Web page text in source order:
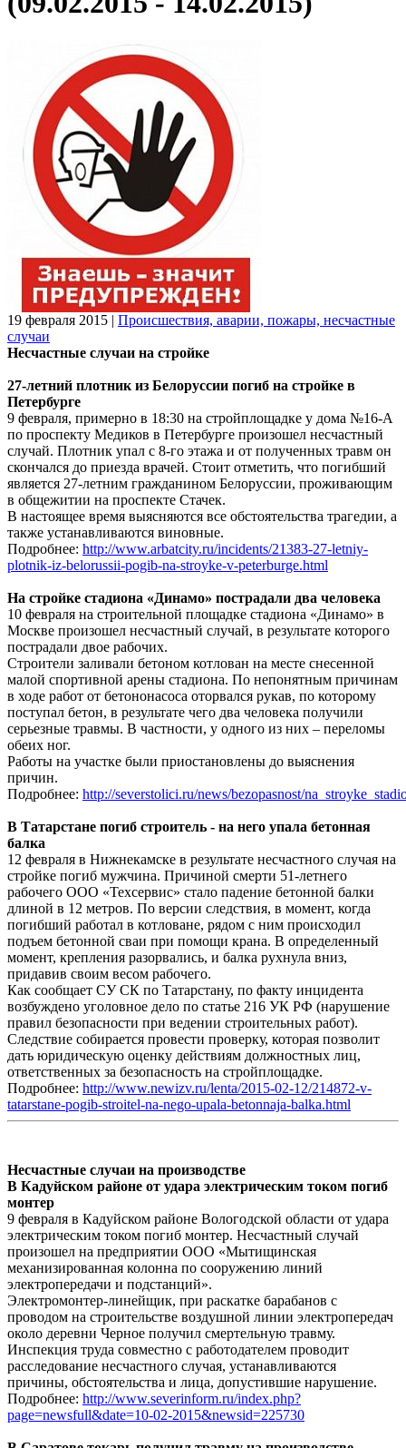
19 февраля 2015 | Происшествия, аварии, пожары, несчастные
случаи
Несчастные случаи на стройке
27-летний плотник из Белоруссии погиб на стройке в
Петербурге
9 февраля, примерно в 18:30 на стройплощадке у дома №16-А
по проспекту Медиков в Петербурге произошел несчастный
случай. Плотник упал с 8-го этажа и от полученных травм он
скончался до приезда врачей. Стоит отметить, что погибший
является 27-летним гражданином Белоруссии, проживающим
в общежитии на проспекте Стачек.
В настоящее время выясняются все обстоятельства трагедии, а
также устанавливаются виновные.
Подробнее: http://www.arbatcity.ru/incidents/21383-27-letniy-
plotnik-iz-belorussii-pogib-na-stroyke-v-peterburge.html
На стройке стадиона «Динамо» пострадали два человека
10 февраля на строительной площадке стадиона «Динамо» в
Москве произошел несчастный случай, в результате которого
пострадали двое рабочих.
Строители заливали бетоном котлован на месте снесенной
малой спортивной арены стадиона. По непонятным причинам
в ходе работ от бетононасоса оторвался рукав, по которому
поступал бетон, в результате чего два человека получили
серьезные травмы. В частности, у одного из них – переломы
обеих ног.
Работы на участке были приостановлены до выяснения
причин.
Подробнее: http://severstolici.ru/news/bezopasnost/
В Татарстане погиб строитель - на него упала бетонная
балка
12 февраля в Нижнекамске в результате несчастного случая на
стройке погиб мужчина. Причиной смерти 51-летнего
рабочего ООО «Техсервис» стало падение бетонной балки
длиной в 12 метров. По версии следствия, в момент, когда
погибший работал в котловане, рядом с ним происходил
подъем бетонной сваи при помощи крана. В определенный
момент, крепления разорвались, и балка рухнула вниз,
придавив своим весом рабочего.
Как сообщает СУ СК по Татарстану, по факту инцидента
возбуждено уголовное дело по статье 216 УК РФ (нарушение
правил безопасности при ведении строительных работ).
Следствие собирается провести проверку, которая позволит
дать юридическую оценку действиям должностных лиц,
ответственных за безопасность на стройплощадке.
Подробнее: http://www.newizv.ru/lenta/2015-02-12/214872-v-
tatarstane-pogib-stroitel-na-nego-upala-betonnaja-balka.html
Несчастные случаи на производстве
В Кадуйском районе от удара электрическим током погиб
монтер
9 февраля в Кадуйском районе Вологодской области от удара
электрическим током погиб монтер. Несчастный случай
произошел на предприятии ООО «Мытищинская
механизированная колонна по сооружению линий
электропередачи и подстанций».
Электромонтер-линейщик, при раскатке барабанов с
проводом на строительстве воздушной линии электропередач
около деревни Черное получил смертельную травму.
Инспекция труда совместно с работодателем проводит
расследование несчастного случая, устанавливаются
причины, обстоятельства и лица, допустившие нарушение.
Подробнее: http://www.severinform.ru/index.php?
page=newsfull&date=10-02-2015&newsid=225730